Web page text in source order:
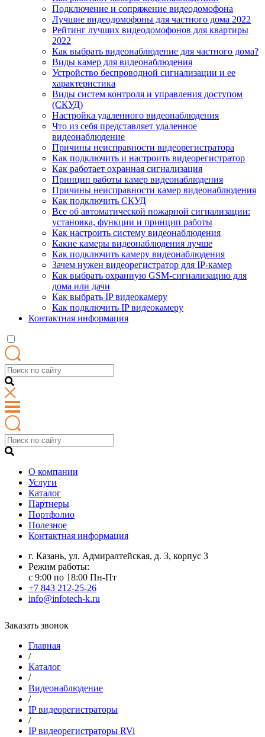
Подключение и сопряжение видеодомофона
Лучшие видеодомофоны для частного дома 2022
Рейтинг лучших видеодомофонов для квартиры
2022
Как выбрать видеонаблюдение для частного дома?
Виды камер для видеонаблюдения
Устройство беспроводной сигнализации и ее
характеристика
Виды систем контроля и управления доступом
(СКУД)
Настройка удаленного видеонаблюдения
Что из себя представляет удаленное
видеонаблюдение
Причины неисправности видеорегистратора
Как подключить и настроить видеорегистратор
Как работает охранная сигнализация
Принцип работы камер видеонаблюдения
Причины неисправности камер видеонаблюдения
Как подключить СКУД
Все об автоматической пожарной сигнализации:
установка, функции и принцип работы
Как настроить систему видеонаблюдения
Какие камеры видеонаблюдения лучше
Как подключить камеру видеонаблюдения
Зачем нужен видеорегистратор для IP-камер
Как выбрать охранную GSM-сигнализацию для
дома или дачи
Как выбрать IP видеокамеру
Как подключить IP видеокамеру
Контактная информация
О компании
Услуги
Каталог
Партнеры
Портфолио
Полезное
Контактная информация
г. Казань, ул. Адмиралтейская, д. 3, корпус 3
Режим работы:
с 9:00 по 18:00 Пн-Пт
+7 843 212-25-26
info@infotech-k.ru
Заказать звонок
Главная
/
Каталог
/
Видеонаблюдение
/
IP видеорегистраторы
/
IP видеорегистраторы RVi